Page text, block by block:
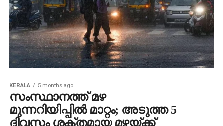
KERALA 5 months ago
സംസ്ഥാനത്ത് മഴ
മുന്നറിയിപ്പിൽ മാറ്റം; അടുത്ത 5
ദിവസം ശക്തമായ മഴയ്ക്ക്